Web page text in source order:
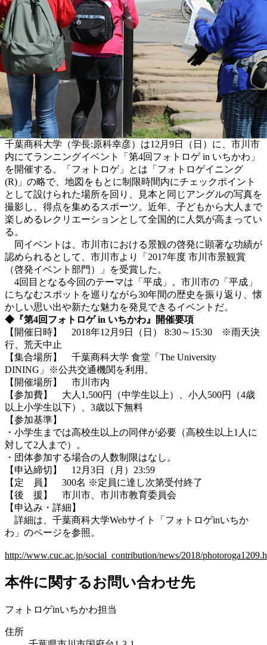
千葉商科大学（学長:原科幸彦）は12月9日（日）に、市川市
内にてランニングイベント「第4回フォトロゲ in いちかわ」
を開催する。「フォトロゲ」とは「フォトロゲイニング
(R)」の略で、地図をもとに制限時間内にチェックポイント
として設けられた場所を回り、見本と同じアングルの写真を
撮影し、得点を集めるスポーツ。近年、子どもから大人まで
楽しめるレクリエーションとして全国的に人気が高まってい
る。
同イベントは、市川市における景観の啓発に顕著な功績が
認められるとして、市川市より「2017年度 市川市景観賞
（啓発イベント部門）」を受賞した。
4回目となる今回のテーマは「平成」。市川市の「平成」
にちなむスポットを巡りながら30年間の歴史を振り返り、懐
かしい思い出や新たな魅力を発見できるイベントだ。
◆『第4回フォトロゲ in いちかわ』開催要項
【開催日時】 2018年12月9日（日） 8:30～15:30 ※雨天決
行、荒天中止
【集合場所】 千葉商科大学 食堂「The University
DINING」※公共交通機関を利用。
【開催場所】 市川市内
【参加費】 大人1,500円（中学生以上）、小人500円（4歳
以上小学生以下）、3歳以下無料
【参加基準】
・小学生までは高校生以上の同伴が必要（高校生以上1人に
対して2人まで）。
・団体参加する場合の人数制限はなし。
【申込締切】 12月3日（月）23:59
【定 員】 300名 ※定員に達し次第受付終了
【後 援】 市川市、市川市教育委員会
【申込み・詳細】
詳細は、千葉商科大学Webサイト「フォトロゲinいちか
わ」のページを参照。
http://www.cuc.ac.jp/social_contribution/news/2018/
本件に関するお問い合わせ先
フォトロゲinいちかわ担当
住所